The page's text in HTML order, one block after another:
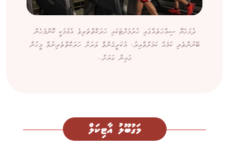
ދުޅަހެޔޮ ސިއްހަތެއްގައި ހުރުމަށްޓަކައި ހަރަކާތްތެރިވެ އުޅުމަކީ ކޮންމެހެން
ބޭނުންތެރި ކަމެއް ކަމަށްވާއިރު، އެކަށީގެންވާ ވަރަށް ހަރަކާތްތެރިނުވާ މީހުން
ގައިން ގަޔަށް...
މަގުބޫލު އާޓިކަލް